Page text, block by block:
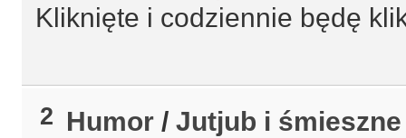
Kliknięte i codziennie będę
2 Humor /Jutjub i